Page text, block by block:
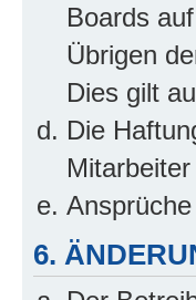
Boards
Übrigen
Dies gilt
Die
6.